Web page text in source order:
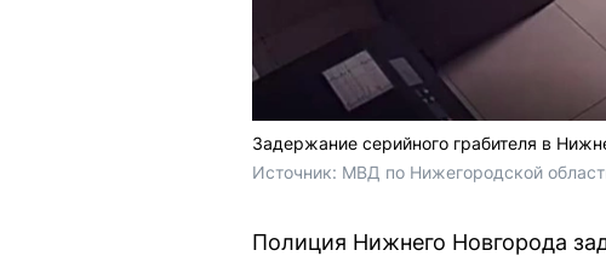
Задержание серийного грабителя в
Источник: МВД по Нижегородской
Полиция Нижнего Новгорода